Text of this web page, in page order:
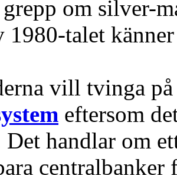
om silver-
1980-talet
vill tvinga
eftersom
handlar om